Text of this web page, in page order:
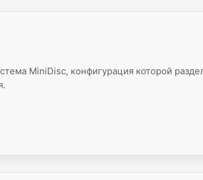
MiniDisc, конфигурация которой